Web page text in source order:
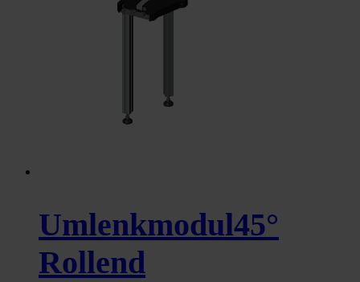
Umlenkmodul45°
Rollend